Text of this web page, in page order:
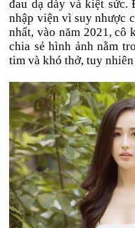
đau dạ dày và kiệt sức.
nhập viện vì suy nhược
nhất, vào năm 2021, cô
chia sẻ hình ảnh nằm
tim và khó thở, tuy